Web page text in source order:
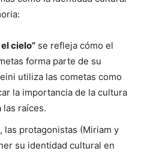
cielo” se refleja cómo el
forma parte de su
utiliza las cometas como
la importancia de la cultura
las raíces.
, las protagonistas (Miriam y
su identidad cultural en